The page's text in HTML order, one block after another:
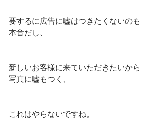
要するに広告に嘘はつきたくないのも
本音だし、
新しいお客様に来ていただきたいから
写真に嘘もつく、
これはやらないですね。